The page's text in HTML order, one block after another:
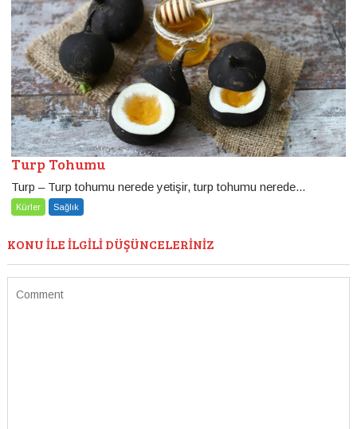
Turp Tohumu
Turp – Turp tohumu nerede yetişir, turp tohumu nerede...
Kürler Sağlık
KONU ILE ILGILI DÜŞÜNCELERINIZ